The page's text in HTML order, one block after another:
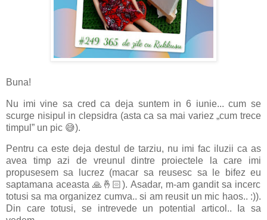
Buna!
Nu imi vine sa cred ca deja suntem in 6 iunie... cum se
scurge nisipul in clepsidra (asta ca sa mai variez „cum trece
timpul” un pic 😅).
Pentru ca este deja destul de tarziu, nu imi fac iluzii ca as
avea timp azi de vreunul dintre proiectele la care imi
propusesem sa lucrez (macar sa reusesc sa le bifez eu
saptamana aceasta 🙏🤞🏻). Asadar, m-am gandit sa incerc
totusi sa ma organizez cumva.. si am reusit un mic haos.. :)).
Din care totusi, se intrevede un potential articol.. Ia sa